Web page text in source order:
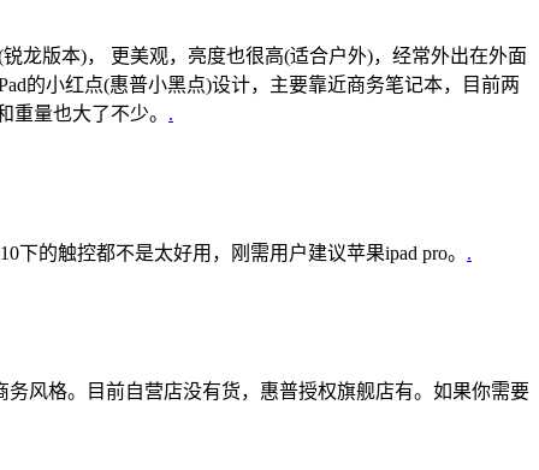
龙版本)， 更美观，亮度也很高(适合户外)，经常外出在外面
的小红点(惠普小黑点)设计，主要靠近商务笔记本，目前两
量也大了不少。 .
的触控都不是太好用，刚需用户建议苹果ipad pro。 .
风格。目前自营店没有货，惠普授权旗舰店有。如果你需要